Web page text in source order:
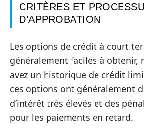
CRITÈRES ET
D’APPROBATION
Les options de crédit à court
généralement faciles à obtenir,
avez un historique de crédit
ces options ont généralement
d’intérêt très élevés et des
pour les paiements en retard.